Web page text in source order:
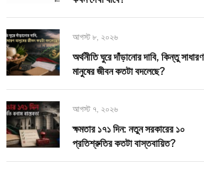
আগস্ট ৮, ২০২৬
অর্থনীতি ঘুরে দাঁড়ানোর দাবি, কিন্তু সাধারণ
মানুষের জীবন কতটা বদলেছে?
আগস্ট ৭, ২০২৬
ক্ষমতার ১৭১ দিন: নতুন সরকারের ১০
প্রতিশ্রুতির কতটা বাস্তবায়িত?